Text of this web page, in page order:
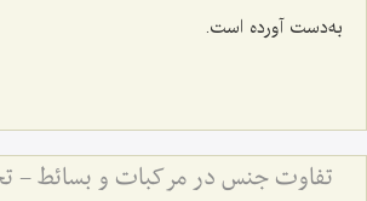
به‌دست آورده است.